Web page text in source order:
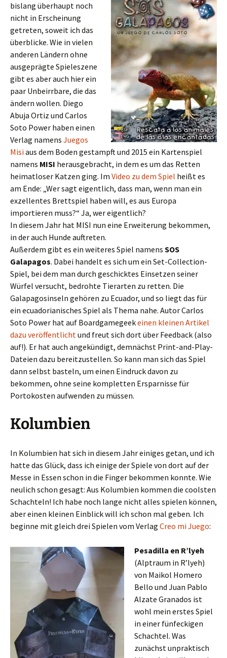
bislang überhaupt noch
nicht in Erscheinung
getreten, soweit ich das
überblicke. Wie in vielen
anderen Ländern ohne
ausgeprägte Spieleszene
gibt es aber auch hier ein
paar Unbeirrbare, die das
ändern wollen. Diego
Abuja Ortiz und Carlos
Soto Power haben einen
Verlag namens Juegos
Misiaus dem Boden gestampft und 2015 ein Kartenspiel
namens MISI herausgebracht, in dem es um das Retten
heimatloser Katzen ging. Im Video zu dem Spiel heißt es
am Ende: „Wer sagt eigentlich, dass man, wenn man ein
exzellentes Brettspiel haben will, es aus Europa
importieren muss?“ Ja, wer eigentlich?
In diesem Jahr hat MISI nun eine Erweiterung bekommen,
in der auch Hunde auftreten.
Außerdem gibt es ein weiteres Spiel namens SOS
Galapagos. Dabei handelt es sich um ein Set-Collection-
Spiel, bei dem man durch geschicktes Einsetzen seiner
Würfel versucht, bedrohte Tierarten zu retten. Die
Galapagosinseln gehören zu Ecuador, und so liegt das für
ein ecuadorianisches Spiel als Thema nahe. Autor Carlos
Soto Power hat auf Boardgamegeekeinen kleinen Artikel
dazu veröffentlichtund freut sich dort über Feedback (also
auf!). Er hat auch angekündigt, demnächst Print-and-Play-
Dateien dazu bereitzustellen. So kann man sich das Spiel
dann selbst basteln, um einen Eindruck davon zu
bekommen, ohne seine kompletten Ersparnisse für
Portokosten aufwenden zu müssen.
Kolumbien
In Kolumbien hat sich in diesem Jahr einiges getan, und ich
hatte das Glück, dass ich einige der Spiele von dort auf der
Messe in Essen schon in die Finger bekommen konnte. Wie
neulich schon gesagt: Aus Kolumbien kommen die coolsten
Schachteln! Ich habe noch lange nicht alles spielen können,
aber einen kleinen Einblick will ich schon mal geben. Ich
beginne mit gleich drei Spielen vom Verlag Creo mi Juego:
Pesadilla en R’lyeh
(Alptraum in R’lyeh)
von Maikol Homero
Bello und Juan Pablo
Alzate Granados ist
wohl mein erstes Spiel
in einer fünfeckigen
Schachtel. Was
zunächst unpraktisch